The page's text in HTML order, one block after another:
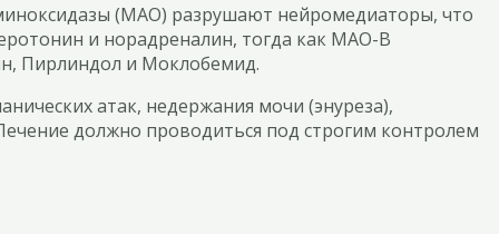
(МАО) разрушают нейромедиаторы, что
и норадреналин, тогда как МАО-В
Пирлиндол и Моклобемид.
атак, недержания мочи (энуреза),
должно проводиться под строгим контролем